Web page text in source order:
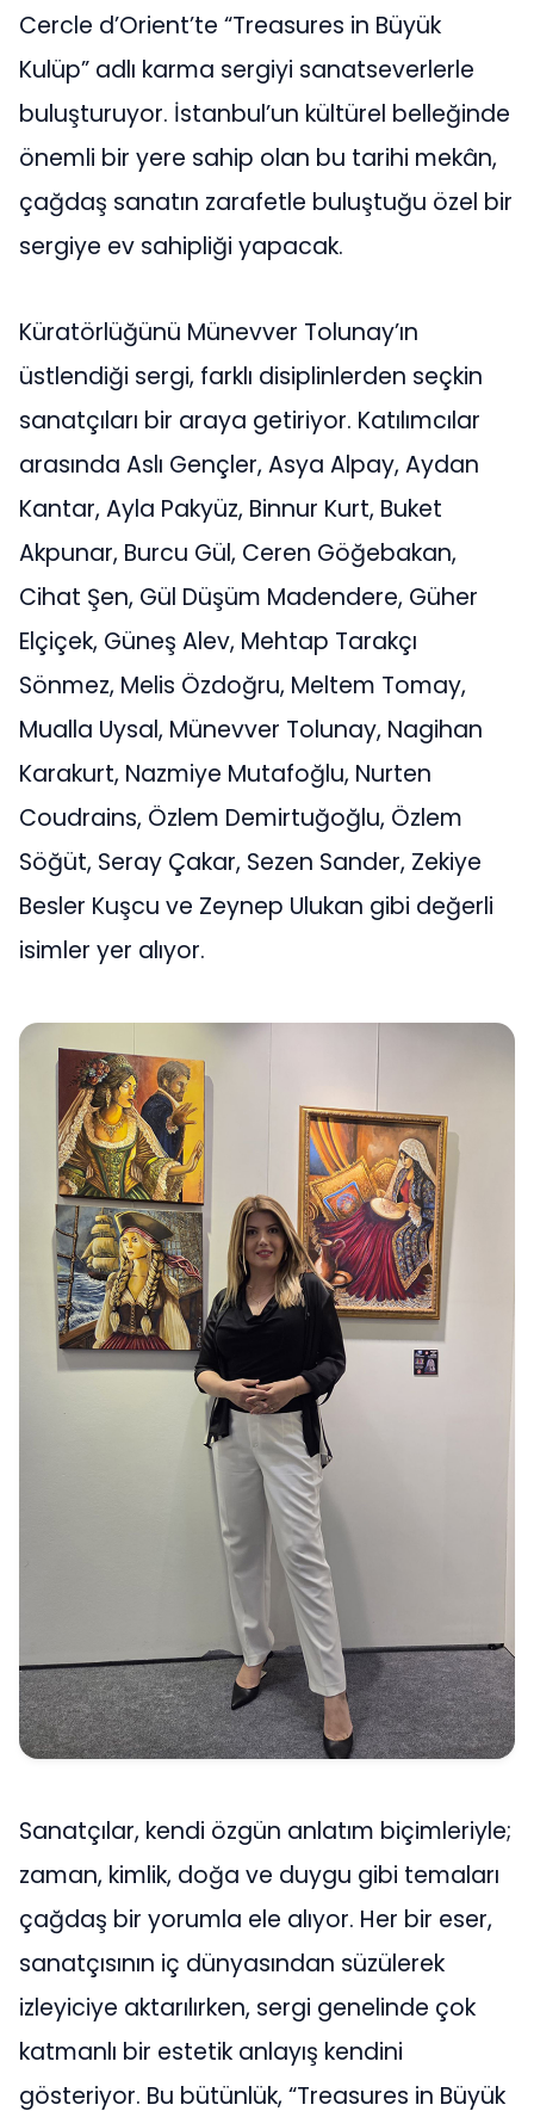
Cercle d’Orient’te “Treasures in Büyük
Kulüp” adlı karma sergiyi sanatseverlerle
buluşturuyor. İstanbul’un kültürel belleğinde
önemli bir yere sahip olan bu tarihi mekân,
çağdaş sanatın zarafetle buluştuğu özel bir
sergiye ev sahipliği yapacak.
Küratörlüğünü Münevver Tolunay’ın
üstlendiği sergi, farklı disiplinlerden seçkin
sanatçıları bir araya getiriyor. Katılımcılar
arasında Aslı Gençler, Asya Alpay, Aydan
Kantar, Ayla Pakyüz, Binnur Kurt, Buket
Akpunar, Burcu Gül, Ceren Göğebakan,
Cihat Şen, Gül Düşüm Madendere, Güher
Elçiçek, Güneş Alev, Mehtap Tarakçı
Sönmez, Melis Özdoğru, Meltem Tomay,
Mualla Uysal, Münevver Tolunay, Nagihan
Karakurt, Nazmiye Mutafoğlu, Nurten
Coudrains, Özlem Demirtuğoğlu, Özlem
Söğüt, Seray Çakar, Sezen Sander, Zekiye
Besler Kuşcu ve Zeynep Ulukan gibi değerli
isimler yer alıyor.
Sanatçılar, kendi özgün anlatım biçimleriyle;
zaman, kimlik, doğa ve duygu gibi temaları
çağdaş bir yorumla ele alıyor. Her bir eser,
sanatçısının iç dünyasından süzülerek
izleyiciye aktarılırken, sergi genelinde çok
katmanlı bir estetik anlayış kendini
gösteriyor. Bu bütünlük, “Treasures in Büyük